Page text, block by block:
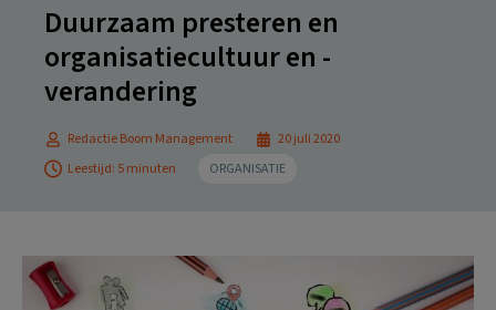
Duurzaam presteren en
organisatiecultuur en -
verandering
Redactie Boom Management
20 juli 2020
Leestijd: 5 minuten
ORGANISATIE